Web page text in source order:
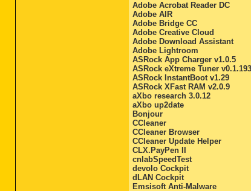
Adobe Acrobat Reader DC
Adobe AIR
Adobe Bridge CC
Adobe Creative Cloud
Adobe Download Assistant
Adobe Lightroom
ASRock App Charger v1.0.5
ASRock eXtreme Tuner v0.1.193
ASRock InstantBoot v1.29
ASRock XFast RAM v2.0.9
aXbo research 3.0.12
aXbo up2date
Bonjour
CCleaner
CCleaner Browser
CCleaner Update Helper
CLX.PayPen II
cnlabSpeedTest
devolo Cockpit
dLAN Cockpit
Emsisoft Anti-Malware